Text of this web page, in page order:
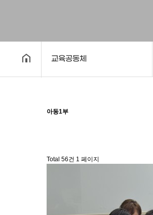
교육공동체
설교
선교공동체
아동1부
Total 56건 1 페이지